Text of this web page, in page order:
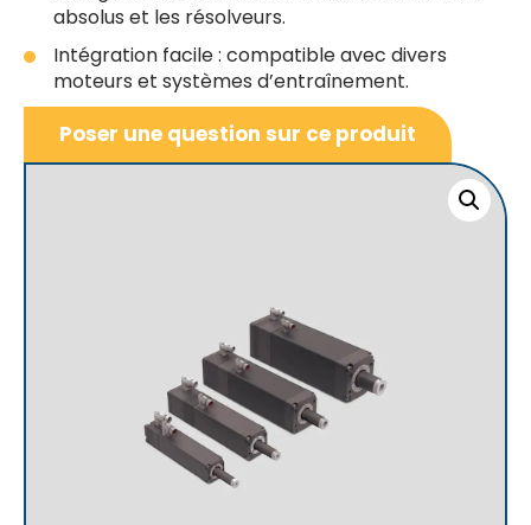
absolus et les résolveurs.
Intégration facile : compatible avec divers
moteurs et systèmes d’entraînement.
Poser une question sur ce produit